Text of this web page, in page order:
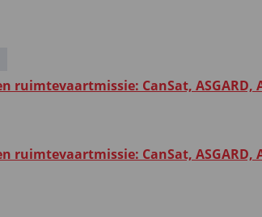
ruimtevaartmissie: CanSat, ASGARD,
ruimtevaartmissie: CanSat, ASGARD,